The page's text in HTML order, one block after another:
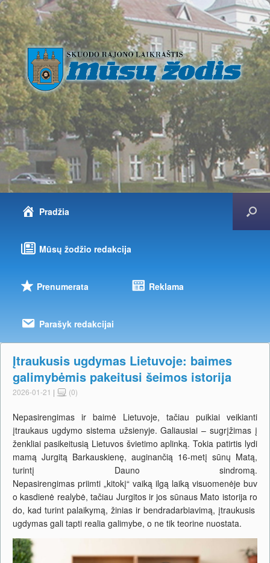
Pradžia
Mūsų žodžio redakcija
Prenumerata Reklama
Parašyk redakcijai
Įtraukusis ugdymas Lietuvoje: baimes
galimybėmis pakeitusi šeimos istorija
2026-01-21 | (0)
Nepasirengimas ir baimė Lietuvoje, tačiau puikiai veikianti
įtraukaus ugdymo sistema užsienyje. Galiausiai – sugrįžimas į
ženkliai pasikeitusią Lietuvos švietimo aplinką. Tokia patirtis lydi
mamą Jurgitą Barkauskienę, auginančią 16-metį sūnų Matą,
turintį Dauno sindromą.
Nepasirengimas priimti „kitokį“ vaiką ilgą laiką visuomenėje buv
o kasdienė realybė, tačiau Jurgitos ir jos sūnaus Mato istorija ro
do, kad turint palaikymą, žinias ir bendradarbiavimą, įtraukusis
ugdymas gali tapti realia galimybe, o ne tik teorine nuostata.